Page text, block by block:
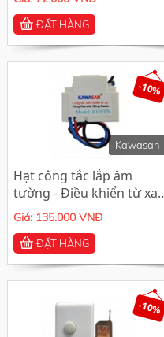
ĐẶT HÀNG
Kawasan
-10%
Hạt công tắc lắp âm
tường - Điều khiển từ xa
FR02PN
Giá: 135.000 VNĐ
ĐẶT HÀNG
-10%